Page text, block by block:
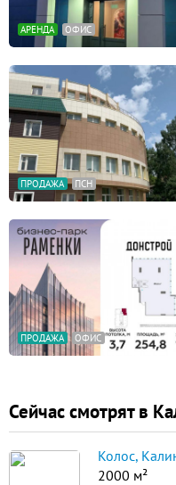
АРЕНДА ОФИС
ПРОДАЖА ПСН
ПРОДАЖА ОФИС
Сейчас смотрят в
Колос,
2000 м²